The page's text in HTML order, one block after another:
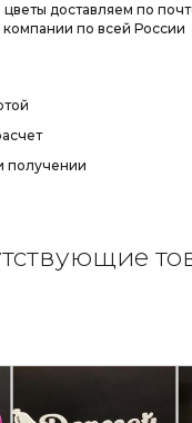
доставляем по
по всей России
получении